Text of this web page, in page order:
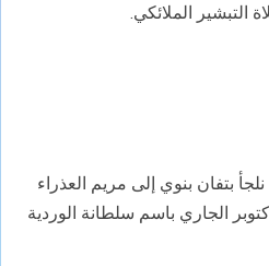
التبشير الملائكي.
بتفان بنوي إلى مريم العذراء
الجاري باسم سلطانة الوردية